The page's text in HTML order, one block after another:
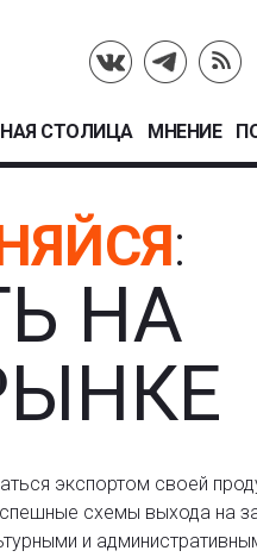
СТОЛИЦА МНЕНИЕ
:
НА
экспортом своей
схемы выхода на
и